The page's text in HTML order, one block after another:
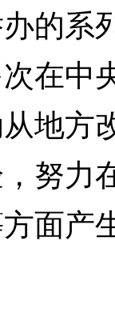
的系
在中
地方
努力
面产